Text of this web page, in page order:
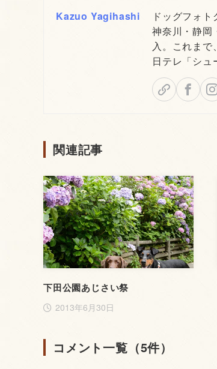
Kazuo Yagihashi
ドッグフォ
神奈川・静岡
入。これまで
日テレ「シュ
関連記事
下田公園あじさい祭
2013年6月30日
コメント一覧（5件）